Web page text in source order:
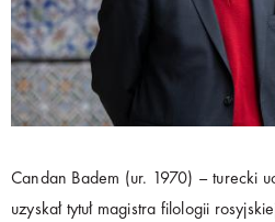
Candan Badem (ur. 1970) – turecki
uzyskał tytuł magistra filologii